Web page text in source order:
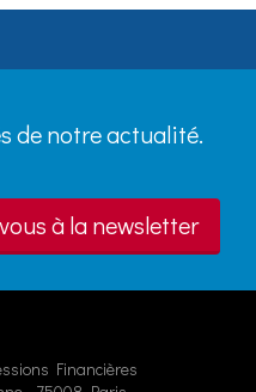
de notre actualité.
à la newsletter
Financières